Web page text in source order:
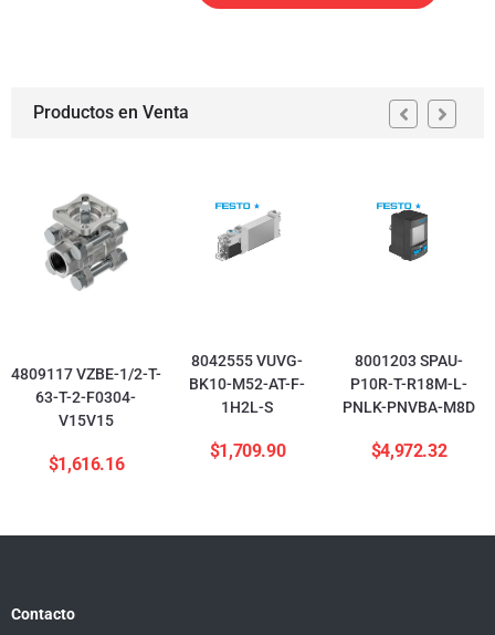
Productos en Venta
4809117 VZBE-1/2-T-
63-T-2-F0304-
V15V15
$1,616.16
8042555 VUVG-
BK10-M52-AT-F-
1H2L-S
$1,709.90
8001203 SPAU-
P10R-T-R18M-L-
PNLK-PNVBA-M8D
$4,972.32
Contacto